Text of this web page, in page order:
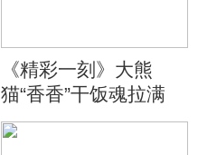
《精彩一刻》大熊
猫“香香”干饭魂拉满